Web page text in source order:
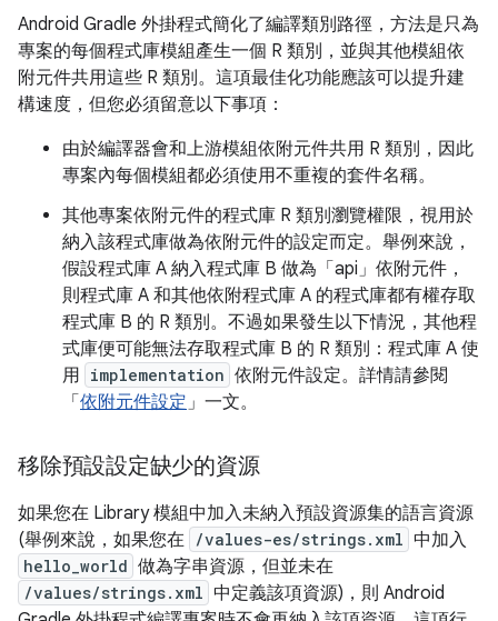
Android Gradle 外掛程式簡化了編譯類別路徑，方法是只為
專案的每個程式庫模組產生一個 R 類別，並與其他模組依
附元件共用這些 R 類別。這項最佳化功能應該可以提升建
構速度，但您必須留意以下事項：
由於編譯器會和上游模組依附元件共用 R 類別，因此
專案內每個模組都必須使用不重複的套件名稱。
其他專案依附元件的程式庫 R 類別瀏覽權限，視用於
納入該程式庫做為依附元件的設定而定。舉例來說，
假設程式庫 A 納入程式庫 B 做為「api」依附元件，
則程式庫 A 和其他依附程式庫 A 的程式庫都有權存取
程式庫 B 的 R 類別。不過如果發生以下情況，其他程
式庫便可能無法存取程式庫 B 的 R 類別：程式庫 A 使
用 implementation 依附元件設定。詳情請參閱
「 依附元件設定」一文。
移除預設設定缺少的資源
如果您在 Library 模組中加入未納入預設資源集的語言資源
(舉例來說，如果您在 /values-es/strings.xml 中加入
hello_world 做為字串資源，但並未在
/values/strings.xml 中定義該項資源)，則 Android